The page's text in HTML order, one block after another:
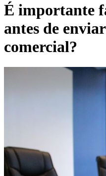
É importante
antes de
comercial?